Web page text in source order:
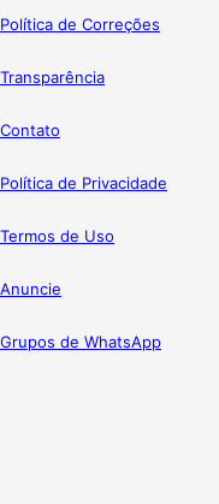
Política de Correções
Transparência
Contato
Política de Privacidade
Termos de Uso
Anuncie
Grupos de WhatsApp